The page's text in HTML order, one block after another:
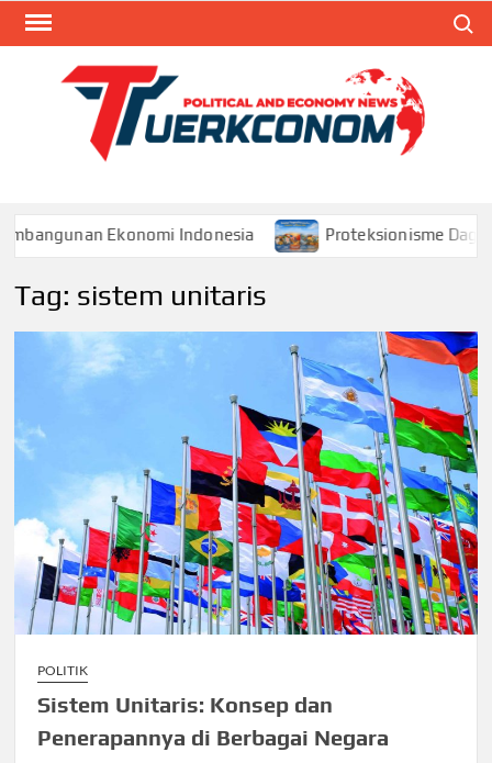
Skip
Ekonomi Indonesia Proteksionisme Dagang
Tag: sistem unitaris
POLITIK
Sistem Unitaris: Konsep dan
Penerapannya di Berbagai Negara